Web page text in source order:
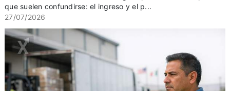
que suelen confundirse: el ingreso y el p...
27/07/2026